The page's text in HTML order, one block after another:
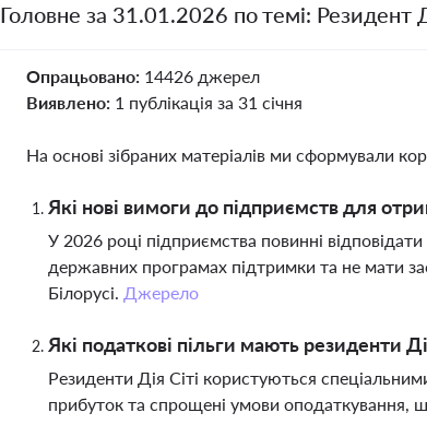
Головне за 31.01.2026 по темі: Резидент
Опрацьовано: 14426 джерел
Виявлено: 1 публікація за 31 січня
На основі зібраних матеріалів ми сформували
Які нові вимоги до підприємств для
У 2026 році підприємства повинні
державних програмах підтримки та не мати
Білорусі. Джерело
Які податкові пільги мають резиденти
Резиденти Дія Сіті користуються
прибуток та спрощені умови оподаткування,